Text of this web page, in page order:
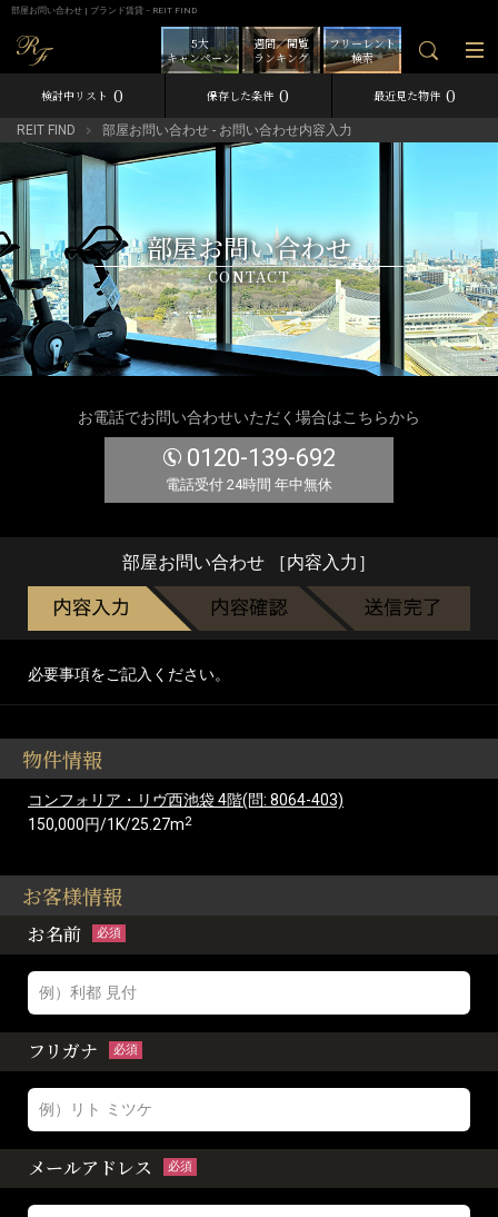
部屋お問い合わせ | ブランド賃貸－REIT FIND
フリーレント
検索
週間／閲覧
ランキング
5大
キャンペーン
検討中リスト 0 保存した条件 0 最近見た物件 0
REIT FIND 部屋お問い合わせ - お問い合わせ内容入力
部屋お問い合わせ
CONTACT
お電話でお問い合わせいただく場合はこちらから
0120-139-692
電話受付 24時間 年中無休
部屋お問い合わせ ［内容入力］
必要事項をご記入ください。
物件情報
コンフォリア・リヴ西池袋 4階(問: 8064-403)
150,000円/1K/25.27m2
お客様情報
お名前 必須
フリガナ 必須
メールアドレス 必須